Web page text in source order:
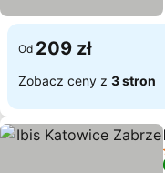
Od 209 zł
Zobacz ceny z 3 stron